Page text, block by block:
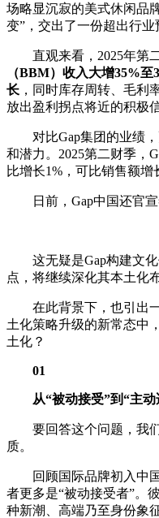
场略显沉寂的美式休闲品
变”，交出了一份超出行业
直观来看，2025年第
（BBM）收入大增35%
长 ，同时库存周转、毛利
放出盈利拐点将近的积极
对比Gap集团的业绩
和潜力。2025第二财季，
比增长1%，可比销售额增
日前，Gap中国还官
这无疑是Gap构建文
点，将继续深化其本土化
在此背景下，也引出
土化策略升级的新常态中
土化？
01
从“被动接受”到“主
要回答这个问题，我
质。
回顾国际品牌初入中
者更多是“被动接受者”。
种新潮、高端乃至身份象